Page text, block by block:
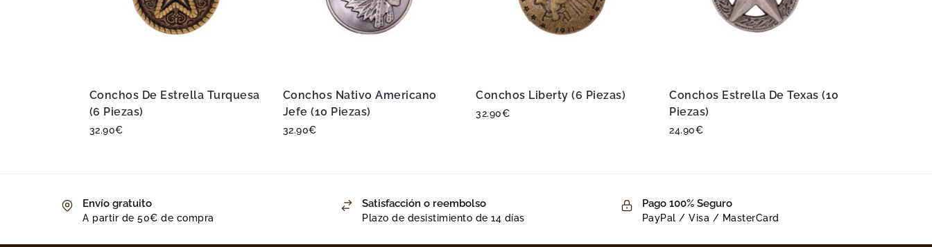
Conchos De Estrella Turquesa
(6 Piezas)
32.90€
Conchos Nativo Americano
Jefe (10 Piezas)
32.90€
Conchos Liberty (6 Piezas)
32.90€
Conchos Estrella De Texas (10
Piezas)
24.90€
Envío gratuito
A partir de 50€ de compra
Satisfacción o reembolso
Plazo de desistimiento de 14 días
Pago 100% Seguro
PayPal / Visa / MasterCard